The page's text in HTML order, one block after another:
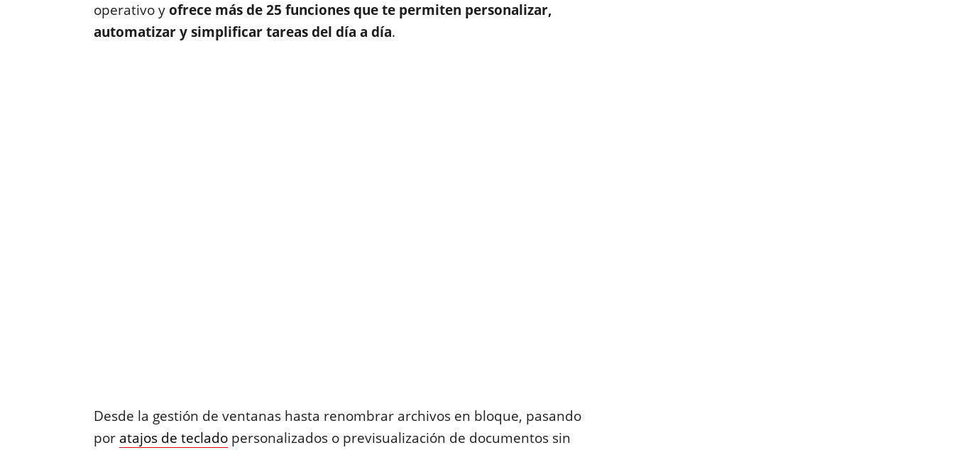
operativo yofrece más de 25 funciones que te permiten personalizar,
automatizar y simplificar tareas del día a día.
Desde la gestión de ventanas hasta renombrar archivos en bloque, pasando
por atajos de tecladopersonalizados o previsualización de documentos sin